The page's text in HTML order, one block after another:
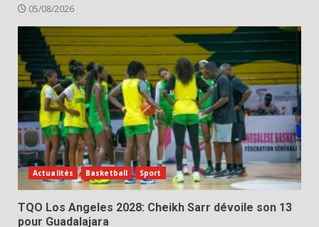
05/08/2026
Actualités Basketball Sport
TQO Los Angeles 2028: Cheikh Sarr dévoile son 13
pour Guadalajara